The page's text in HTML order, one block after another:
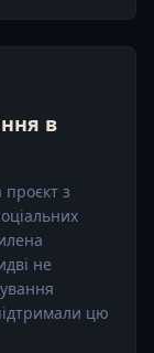
в
з
не
цю